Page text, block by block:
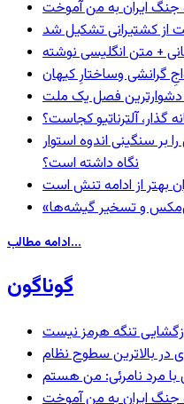
جنگ ایران به من آموخت
از کشتیرانی تشکیل شد
+ متن انگلیسی نوشته
گرانشی وساختارِ کیهان
دشوارترین فصل یک ملت
گذار، آلترناتیو کجاست؟
سنگینی اندوه استوار
نگاه داشته است؟
بهتر از ادامه تنش است
و تسخیر گیشه‌ها
ادامه مطالب...
گوناگون
تنگه هرمز نیست
بالاترین سطوح نظام
جنگ ایران به من آموخت